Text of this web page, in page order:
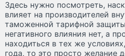
Здесь нужно посмотреть,
влияет на производителей
таможенной тарифной
негативного влияния нет, а
находиться в тех же
года, то это просто желание